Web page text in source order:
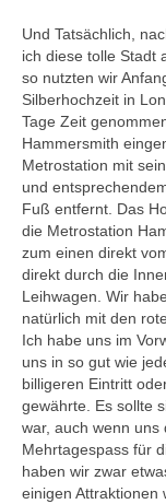
Und Tatsächlich,
ich diese tolle Stadt
so nutzten wir
Silberhochzeit in
Tage Zeit
Hammersmith
Metrostation mit
und
Fuß entfernt. Das
die Metrostation
zum einen direkt
direkt durch die
Leihwagen. Wir
natürlich mit den
Ich habe uns im
uns in so gut wie
billigeren Eintritt
gewährte. Es sollte
war, auch wenn uns
Mehrtagespass für
haben wir zwar
einigen Attraktionen